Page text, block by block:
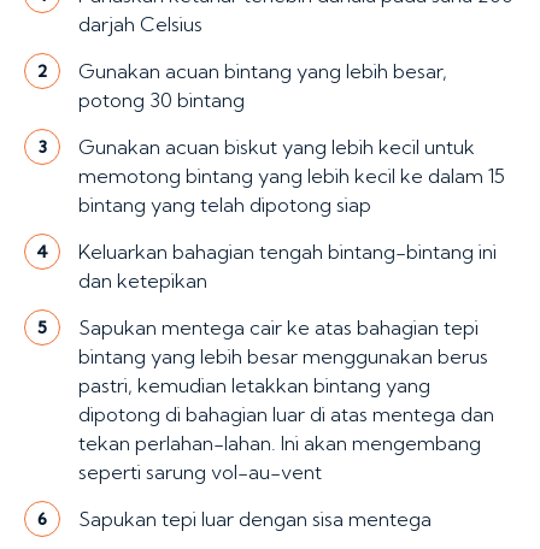
darjah Celsius
2
Gunakan acuan bintang yang lebih besar,
potong 30 bintang
3
Gunakan acuan biskut yang lebih kecil untuk
memotong bintang yang lebih kecil ke dalam 15
bintang yang telah dipotong siap
4
Keluarkan bahagian tengah bintang-bintang ini
dan ketepikan
5
Sapukan mentega cair ke atas bahagian tepi
bintang yang lebih besar menggunakan berus
pastri, kemudian letakkan bintang yang
dipotong di bahagian luar di atas mentega dan
tekan perlahan-lahan. Ini akan mengembang
seperti sarung vol-au-vent
6 Sapukan tepi luar dengan sisa mentega